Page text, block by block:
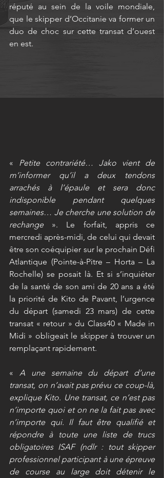
réputé au sein de la voile mondiale,
que le skipper d’Occitanie va former un
duo de choc sur cette transat d’ouest
en est.
« Petite contrariété… Jako vient de
m’informer qu’il a deux tendons
arrachés à l’épaule et sera donc
indisponible pendant quelques
semaines… Je cherche une solution de
rechange ». Le forfait, appris ce
mercredi après-midi, de celui qui devait
être son coéquipier sur le prochain Défi
Atlantique (Pointe-à-Pitre – Horta – La
Rochelle) se posait là. Et si s’inquiéter
de la santé de son ami de 20 ans a été
la priorité de Kito de Pavant, l’urgence
du départ (samedi 23 mars) de cette
transat « retour » du Class40 « Made in
Midi » obligeait le skipper à trouver un
remplaçant rapidement.
« A une semaine du départ d’une
transat, on n’avait pas prévu ce coup-là,
explique Kito. Une transat, ce n’est pas
n’importe quoi et on ne la fait pas avec
n’importe qui. Il faut être qualifié et
répondre à toute une liste de trucs
obligatoires ISAF (ndlr : tout skipper
professionnel participant à une épreuve
de course au large doit détenir le